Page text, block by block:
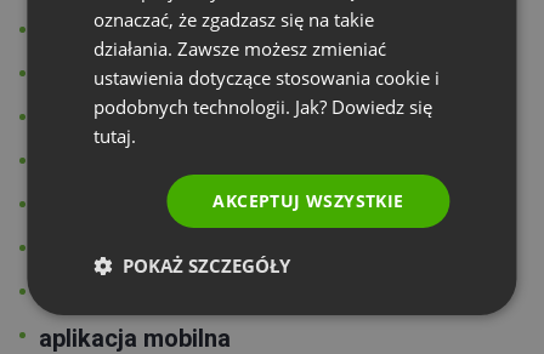
panel produktu
pokoje wydarzeń
nagrywanie pokojów
środowisko Private Label
konwersja dokumentów
aplikacja mobilna
ITALIAN
oznaczać, że zgadzasz się na takie
działania. Zawsze możesz zmieniać
ustawienia dotyczące stosowania cookie i
podobnych technologii. Jak? Dowiedz się
tutaj.
AKCEPTUJ WSZYSTKIE
POKAŻ SZCZEGÓŁY